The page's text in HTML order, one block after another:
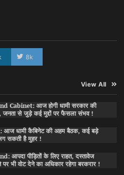
8k
View All
Cabinet: आज होगी धामी सरकार की
जनता से जुड़े कई मुद्दों पर फैसला संभव !
धामी कैबिनेट की अहम बैठक, कई बड़े
सकती है मुहर !
आपदा पीड़ितों के लिए राहत, दस्तावेज
पर भी वोट देने का अधिकार रहेगा बरकरार !